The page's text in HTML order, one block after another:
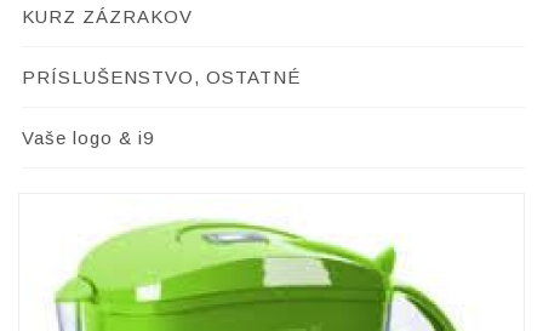
KURZ ZÁZRAKOV
PRÍSLUŠENSTVO, OSTATNÉ
Vaše logo & i9